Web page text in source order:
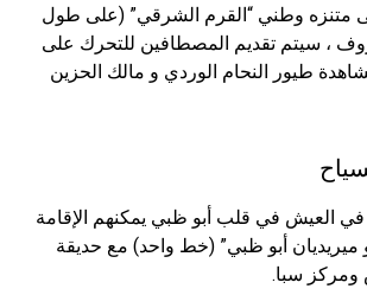
متنزه وطني “القرم الشرقي” (على طول
، سيتم تقديم المصطافين للتحرك على
طيور النحام الوردي و مالك الحزين
في العيش في قلب أبو ظبي يمكنهم الإقامة
أبو ظبي” (خط واحد) مع حديقة
سبا.